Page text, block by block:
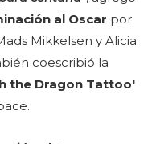
al Oscar por
Mikkelsen y Alicia
coescribió la
the Dragon Tattoo'